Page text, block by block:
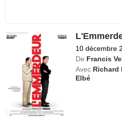
10 décembre
De Francis
Avec Richard
Elbé